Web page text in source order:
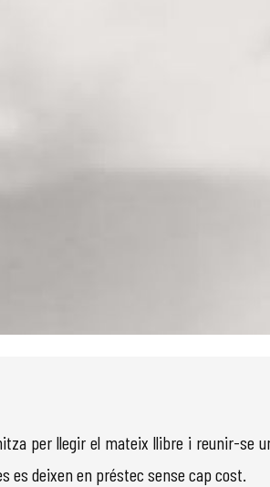
per llegir el mateix llibre i reunir-se
es deixen en préstec sense cap cost.